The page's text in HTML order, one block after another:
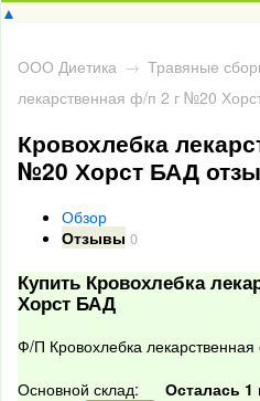
▲
ООО Диетика → Травяные
лекарственная ф/п 2 г №20
Кровохлебка
№20 Хорст БАД
Обзор
Отзывы 0
Купить Кровохлебка
Хорст БАД
Ф/П Кровохлебка
Основной склад:
Осталась 1